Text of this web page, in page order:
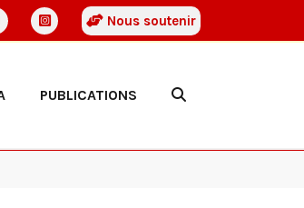
Nous soutenir
PUBLICATIONS